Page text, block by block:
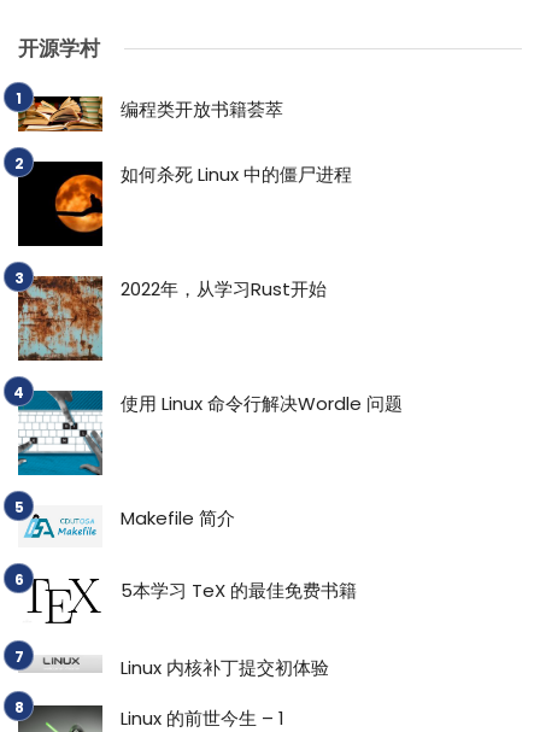
开源学村
编程类开放书籍荟萃
如何杀死 Linux 中的僵尸进程
2022年，从学习Rust开始
使用 Linux 命令行解决Wordle 问题
Makefile 简介
5本学习 TeX 的最佳免费书籍
Linux 内核补丁提交初体验
Linux 的前世今生 – 1